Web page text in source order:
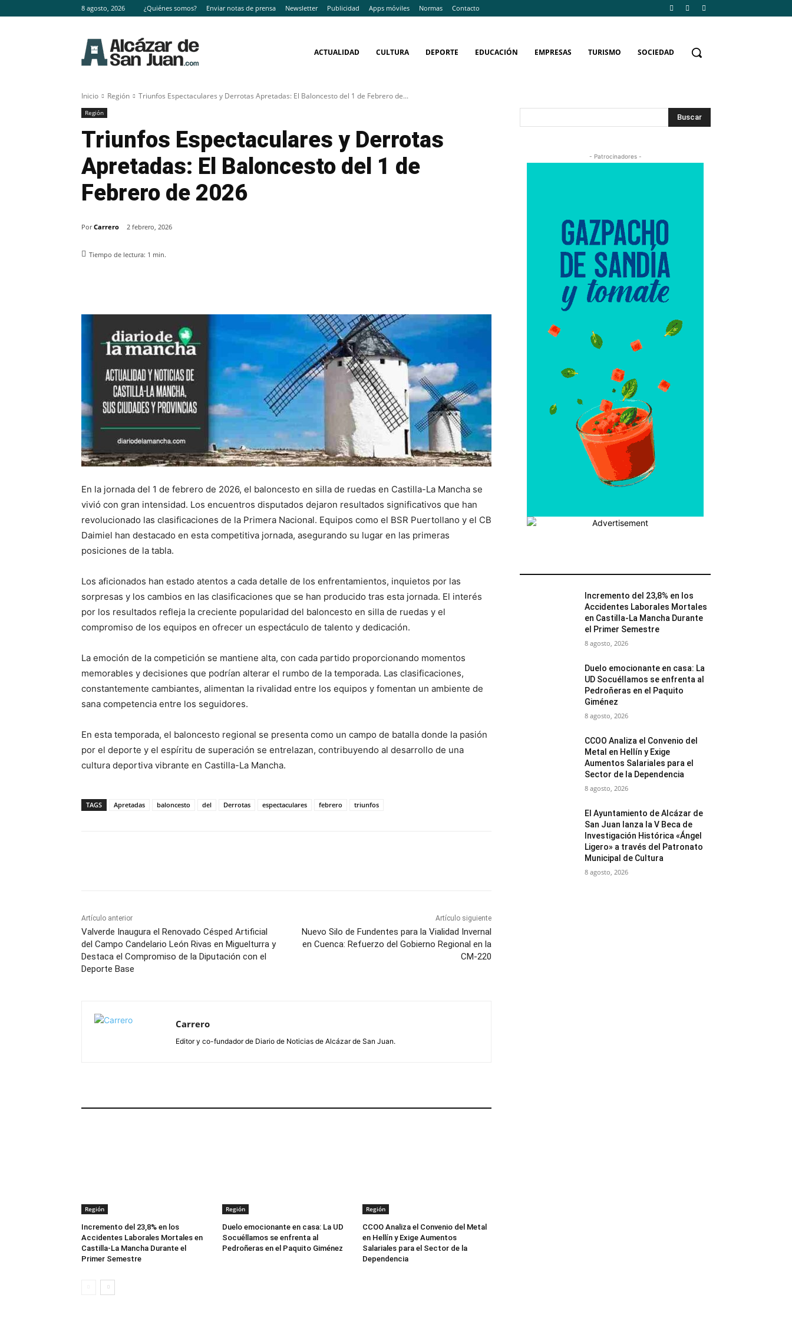
8 agosto, 2026 ¿Quiénes somos? Enviar notas de prensa Newsletter Publicidad Apps móviles Normas Contacto
ACTUALIDAD CULTURA DEPORTE EDUCACIÓN EMPRESAS TURISMO SOCIEDAD
Inicio Región Triunfos Espectaculares y Derrotas Apretadas: El Baloncesto del 1 de Febrero de...
Región
Triunfos Espectaculares y Derrotas
Apretadas: El Baloncesto del 1 de
Febrero de 2026
Por Carrero 2 febrero, 2026
Tiempo de lectura: 1 min.
En la jornada del 1 de febrero de 2026, el baloncesto en silla de ruedas en Castilla-La Mancha se
vivió con gran intensidad. Los encuentros disputados dejaron resultados significativos que han
revolucionado las clasificaciones de la Primera Nacional. Equipos como el BSR Puertollano y el CB
Daimiel han destacado en esta competitiva jornada, asegurando su lugar en las primeras
posiciones de la tabla.
Los aficionados han estado atentos a cada detalle de los enfrentamientos, inquietos por las
sorpresas y los cambios en las clasificaciones que se han producido tras esta jornada. El interés
por los resultados refleja la creciente popularidad del baloncesto en silla de ruedas y el
compromiso de los equipos en ofrecer un espectáculo de talento y dedicación.
La emoción de la competición se mantiene alta, con cada partido proporcionando momentos
memorables y decisiones que podrían alterar el rumbo de la temporada. Las clasificaciones,
constantemente cambiantes, alimentan la rivalidad entre los equipos y fomentan un ambiente de
sana competencia entre los seguidores.
En esta temporada, el baloncesto regional se presenta como un campo de batalla donde la pasión
por el deporte y el espíritu de superación se entrelazan, contribuyendo al desarrollo de una
cultura deportiva vibrante en Castilla-La Mancha.
TAGS Apretadas baloncesto del Derrotas espectaculares febrero triunfos
Artículo anterior
Valverde Inaugura el Renovado Césped Artificial
del Campo Candelario León Rivas en Miguelturra y
Destaca el Compromiso de la Diputación con el
Deporte Base
Artículo siguiente
Nuevo Silo de Fundentes para la Vialidad Invernal
en Cuenca: Refuerzo del Gobierno Regional en la
CM-220
Carrero
Editor y co-fundador de Diario de Noticias de Alcázar de San Juan.
Región
Incremento del 23,8% en los
Accidentes Laborales Mortales en
Castilla-La Mancha Durante el
Primer Semestre
Región
Duelo emocionante en casa: La UD
Socuéllamos se enfrenta al
Pedroñeras en el Paquito Giménez
Región
CCOO Analiza el Convenio del Metal
en Hellín y Exige Aumentos
Salariales para el Sector de la
Dependencia
Buscar
- Patrocinadores -
Incremento del 23,8% en los
Accidentes Laborales Mortales
en Castilla-La Mancha Durante
el Primer Semestre
8 agosto, 2026
Duelo emocionante en casa: La
UD Socuéllamos se enfrenta al
Pedroñeras en el Paquito
Giménez
8 agosto, 2026
CCOO Analiza el Convenio del
Metal en Hellín y Exige
Aumentos Salariales para el
Sector de la Dependencia
8 agosto, 2026
El Ayuntamiento de Alcázar de
San Juan lanza la V Beca de
Investigación Histórica «Ángel
Ligero» a través del Patronato
Municipal de Cultura
8 agosto, 2026